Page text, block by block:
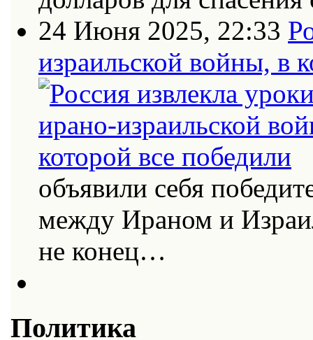
24 Июня 2025, 22:33
израильской войны, в
объявили себя
между Ираном и
не конец…
Политика